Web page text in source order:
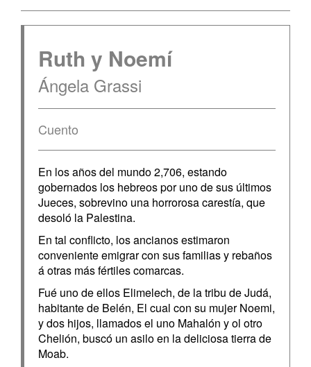
Ruth y Noemí
Ángela Grassi
Cuento
En los años del mundo 2,706, estando
gobernados los hebreos por uno de sus últimos
Jueces, sobrevino una horrorosa carestía, que
desoló la Palestina.
En tal conflicto, los ancianos estimaron
conveniente emigrar con sus familias y rebaños
á otras más fértiles comarcas.
Fué uno de ellos Elimelech, de la tribu de Judá,
habitante de Belén, El cual con su mujer Noemi,
y dos hijos, llamados el uno Mahalón y ol otro
Chelión, buscó un asilo en la deliciosa tierra de
Moab.